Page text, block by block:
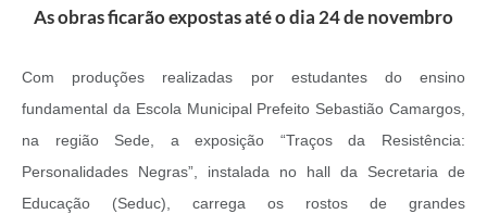
As obras ficarão expostas até o dia 24 de novembro
Com produções realizadas por estudantes do ensino
fundamental da Escola Municipal Prefeito Sebastião Camargos,
na região Sede, a exposição “Traços da Resistência:
Personalidades Negras”, instalada no hall da Secretaria de
Educação (Seduc), carrega os rostos de grandes